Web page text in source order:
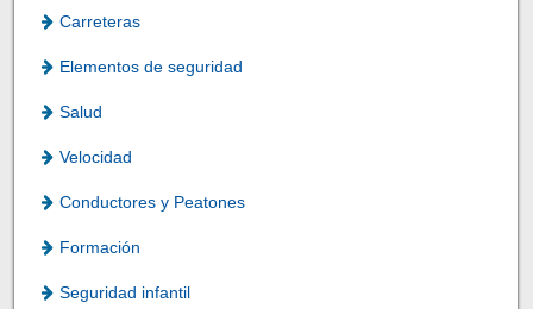
Carreteras
Elementos de seguridad
Salud
Velocidad
Conductores y Peatones
Formación
Seguridad infantil